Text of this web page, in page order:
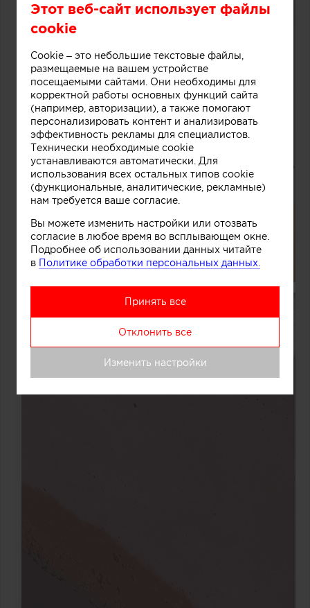
Этот веб-сайт использует файлы
cookie
Cookie – это небольшие текстовые файлы,
размещаемые на вашем устройстве
посещаемыми сайтами. Они необходимы для
корректной работы основных функций сайта
(например, авторизации), а также помогают
персонализировать контент и анализировать
эффективность рекламы для специалистов.
Технически необходимые cookie
устанавливаются автоматически. Для
использования всех остальных типов cookie
(функциональные, аналитические, рекламные)
нам требуется ваше согласие.
Вы можете изменить настройки или отозвать
согласие в любое время во всплывающем окне.
Подробнее об использовании данных читайте
в Политике обработки персональных данных.
Принять все
Отклонить все
Изменить настройки